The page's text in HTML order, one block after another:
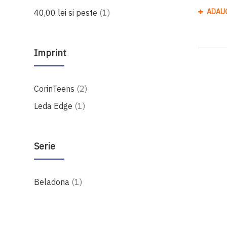
40,00 lei si peste 1produs
Imprint
CorinTeens 2produse
Leda Edge 1produs
Serie
Beladona 1produs